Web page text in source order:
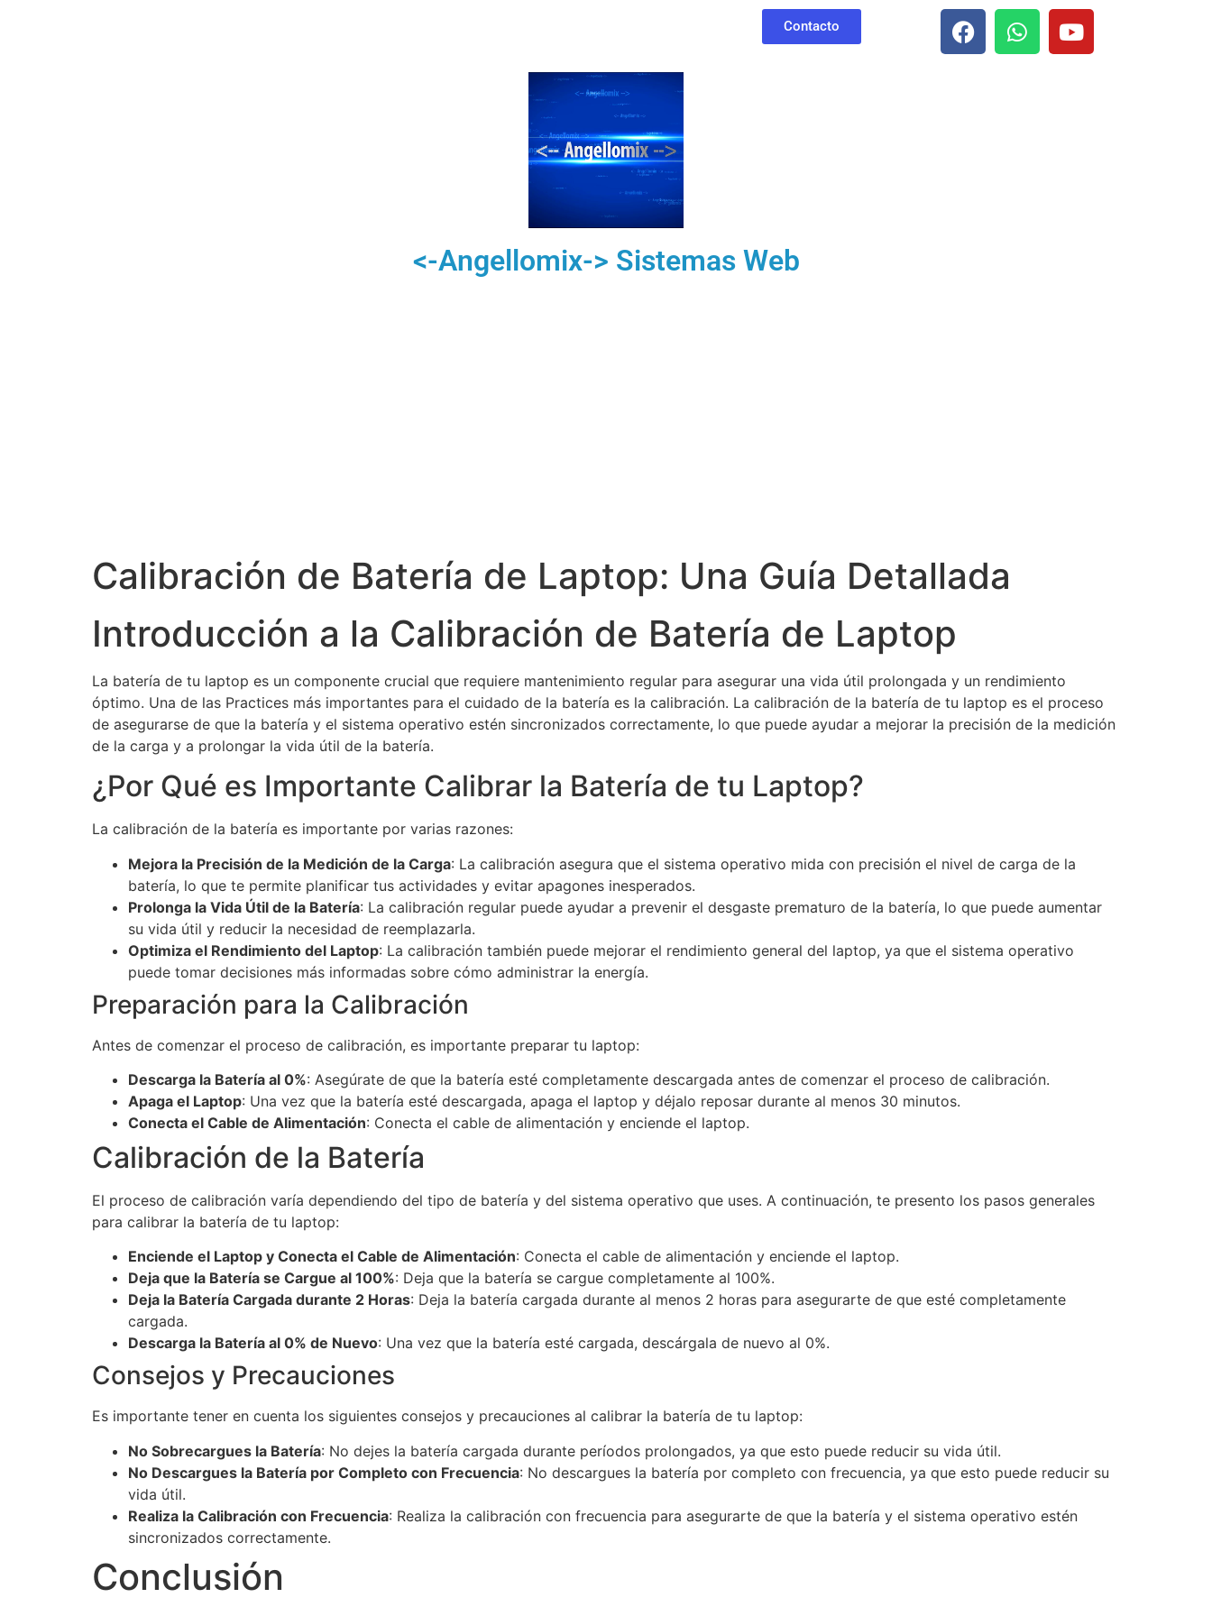
Contacto
<-Angellomix-> Sistemas Web
Calibración de Batería de Laptop: Una Guía Detallada
Introducción a la Calibración de Batería de Laptop
La batería de tu laptop es un componente crucial que requiere mantenimiento regular para asegurar una vida útil prolongada y un rendimiento
óptimo. Una de las Practices más importantes para el cuidado de la batería es la calibración. La calibración de la batería de tu laptop es el proceso
de asegurarse de que la batería y el sistema operativo estén sincronizados correctamente, lo que puede ayudar a mejorar la precisión de la medición
de la carga y a prolongar la vida útil de la batería.
¿Por Qué es Importante Calibrar la Batería de tu Laptop?
La calibración de la batería es importante por varias razones:
Mejora la Precisión de la Medición de la Carga: La calibración asegura que el sistema operativo mida con precisión el nivel de carga de la
batería, lo que te permite planificar tus actividades y evitar apagones inesperados.
Prolonga la Vida Útil de la Batería: La calibración regular puede ayudar a prevenir el desgaste prematuro de la batería, lo que puede aumentar
su vida útil y reducir la necesidad de reemplazarla.
Optimiza el Rendimiento del Laptop: La calibración también puede mejorar el rendimiento general del laptop, ya que el sistema operativo
puede tomar decisiones más informadas sobre cómo administrar la energía.
Preparación para la Calibración
Antes de comenzar el proceso de calibración, es importante preparar tu laptop:
Descarga la Batería al 0%: Asegúrate de que la batería esté completamente descargada antes de comenzar el proceso de calibración.
Apaga el Laptop: Una vez que la batería esté descargada, apaga el laptop y déjalo reposar durante al menos 30 minutos.
Conecta el Cable de Alimentación: Conecta el cable de alimentación y enciende el laptop.
Calibración de la Batería
El proceso de calibración varía dependiendo del tipo de batería y del sistema operativo que uses. A continuación, te presento los pasos generales
para calibrar la batería de tu laptop:
Enciende el Laptop y Conecta el Cable de Alimentación: Conecta el cable de alimentación y enciende el laptop.
Deja que la Batería se Cargue al 100%: Deja que la batería se cargue completamente al 100%.
Deja la Batería Cargada durante 2 Horas: Deja la batería cargada durante al menos 2 horas para asegurarte de que esté completamente
cargada.
Descarga la Batería al 0% de Nuevo: Una vez que la batería esté cargada, descárgala de nuevo al 0%.
Consejos y Precauciones
Es importante tener en cuenta los siguientes consejos y precauciones al calibrar la batería de tu laptop:
No Sobrecargues la Batería: No dejes la batería cargada durante períodos prolongados, ya que esto puede reducir su vida útil.
No Descargues la Batería por Completo con Frecuencia: No descargues la batería por completo con frecuencia, ya que esto puede reducir su
vida útil.
Realiza la Calibración con Frecuencia: Realiza la calibración con frecuencia para asegurarte de que la batería y el sistema operativo estén
sincronizados correctamente.
Conclusión